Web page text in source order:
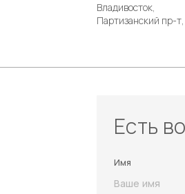
Владивосток,
Партизанский пр-
Есть
Имя